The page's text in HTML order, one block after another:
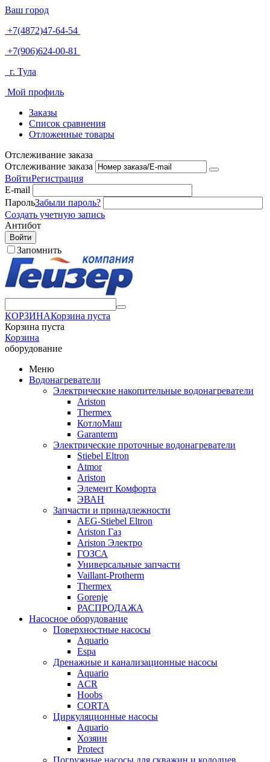
Ваш город
+7(4872)47-64-54
+7(906)624-00-81
г. Тула
Мой профиль
Заказы
Список сравнения
Отложенные товары
Отслеживание заказа
Отслеживание заказа
ВойтиРегистрация
E-mail
ПарольЗабыли пароль?
Создать учетную запись
Антибот
Войти
Запомнить
КОРЗИНАКорзина пуста
Корзина пуста
Корзина
оборудование
Меню
Водонагреватели
Электрические накопительные водонагреватели
Ariston
Thermex
КотлоМаш
Garanterm
Электрические проточные водонагреватели
Stiebel Eltron
Atmor
Ariston
Элемент Комфорта
ЭВАН
Запчасти и принадлежности
AEG-Stiebel Eltron
Ariston Газ
Ariston Электро
ГОЗСА
Универсальные запчасти
Vaillant-Protherm
Thermex
Gorenje
РАСПРОДАЖА
Насосное оборудование
Поверхностные насосы
Aquario
Espa
Дренажные и канализационные насосы
Aquario
ACR
Hoobs
CORTA
Циркуляционные насосы
Aquario
Хозяин
Protect
Погружные насосы для скважин и колодцев